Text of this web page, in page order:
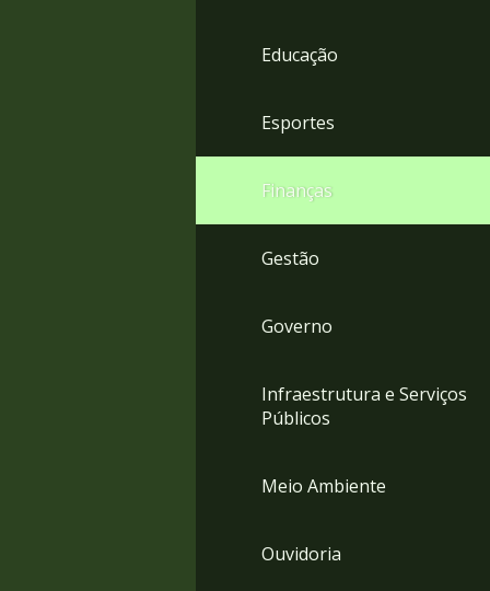
Educação
Esportes
Finanças
Gestão
Governo
Infraestrutura e Serviços
Públicos
Meio Ambiente
Ouvidoria